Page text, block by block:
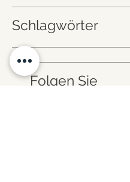
Schlagwörter
Folgen Sie